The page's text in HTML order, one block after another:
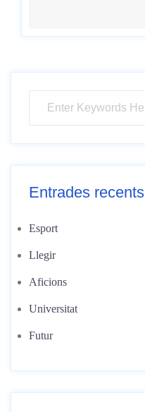
Entrades recents
Esport
Llegir
Aficions
Universitat
Futur